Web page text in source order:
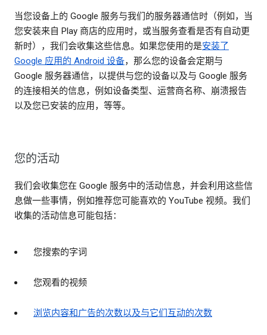
当您设备上的 Google 服务与我们的服务器通信时（例如，当
您安装来自 Play 商店的应用时，或当服务查看是否有自动更
新时），我们会收集这些信息。如果您使用的是安装了
Google 应用的 Android 设备，那么您的设备会定期与
Google 服务器通信，以提供与您的设备以及与 Google 服务
的连接相关的信息，例如设备类型、运营商名称、崩溃报告
以及您已安装的应用，等等。
您的活动
我们会收集您在 Google 服务中的活动信息，并会利用这些信
息做一些事情，例如推荐您可能喜欢的 YouTube 视频。我们
收集的活动信息可能包括：
您搜索的字词
您观看的视频
浏览内容和广告的次数以及与它们互动的次数